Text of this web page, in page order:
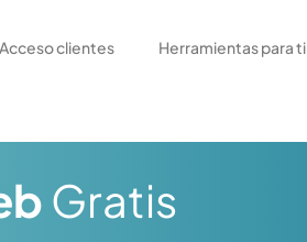
Acceso clientes Herramientas para ti
Gratis